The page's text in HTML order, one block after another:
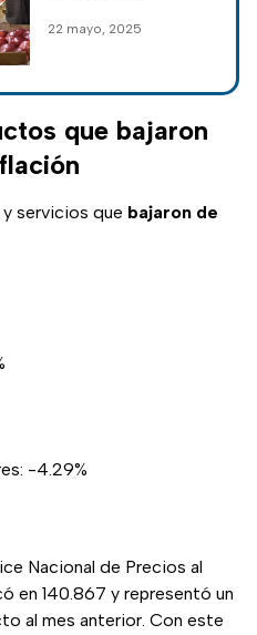
servicios subieron
lista de productos
encarecieron.
22 mayo, 2025
que bajaron
servicios que bajaron de
-4.29%
Nacional de Precios al
en 140.867 y representó un
al mes anterior. Con este